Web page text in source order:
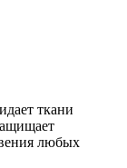
ткани
любых